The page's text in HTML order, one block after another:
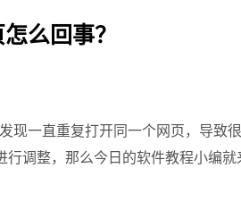
么回事？
一直重复打开同一个网页，导致
调整，那么今日的软件教程小编就